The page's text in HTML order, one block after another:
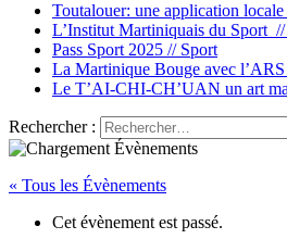
Toutalouer: une application
L’Institut Martiniquais du Sport //
Pass Sport 2025 // Sport
La Martinique Bouge avec
Le T’AI-CHI-CH’UAN un art
Rechercher :
« Tous les Évènements
Cet évènement est passé.